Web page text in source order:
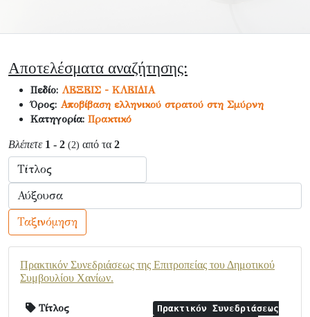
Αποτελέσματα αναζήτησης:
Πεδίο: ΛΕΞΕΙΣ - ΚΛΕΙΔΙΑ
Όρος: Αποβίβαση ελληνικού στρατού στη Σμύρνη
Κατηγορία: Πρακτικό
Βλέπετε 1 - 2 (2) από τα 2
Ταξινόμηση
Πρακτικόν Συνεδριάσεως της Επιτροπείας του Δημοτικού
Συμβουλίου Χανίων.
Τίτλος
Πρακτικόν Συνεδριάσεως